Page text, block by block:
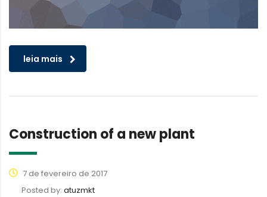
leia mais
Construction of a new plant
7 de fevereiro de 2017
Posted by: atuzmkt